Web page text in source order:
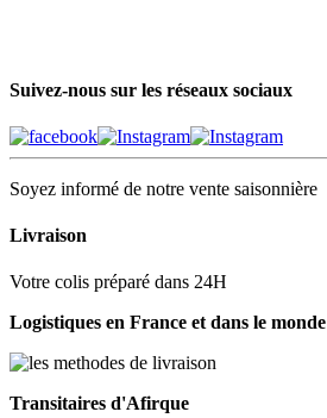
Suivez-nous sur les réseaux sociaux
Soyez informé de notre vente saisonnière
Livraison
Votre colis préparé dans 24H
Logistiques en France et dans le monde
Transitaires d'Afirque